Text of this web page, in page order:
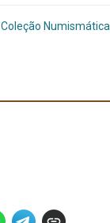
Coleção Numismática